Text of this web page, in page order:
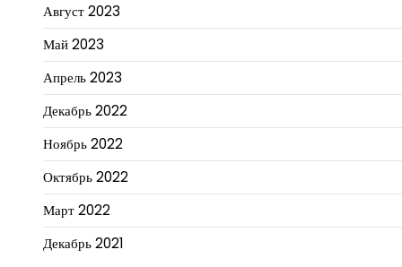
Август 2023
Май 2023
Апрель 2023
Декабрь 2022
Ноябрь 2022
Октябрь 2022
Март 2022
Декабрь 2021